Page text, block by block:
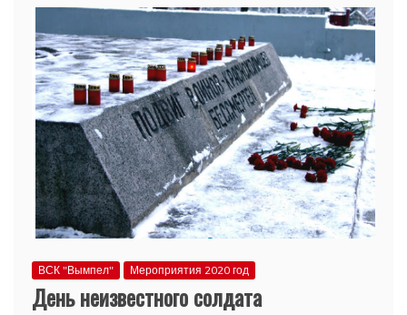
ВСК "Вымпел" Мероприятия 2020 год
День неизвестного солдата